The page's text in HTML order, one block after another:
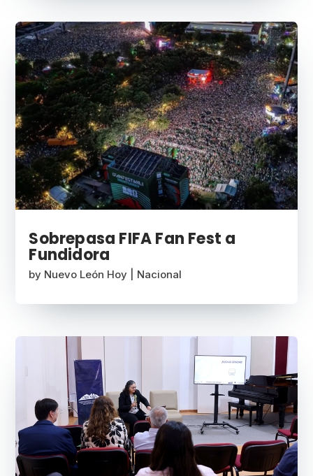
Sobrepasa FIFA Fan Fest a
Fundidora
by Nuevo León Hoy Nacional